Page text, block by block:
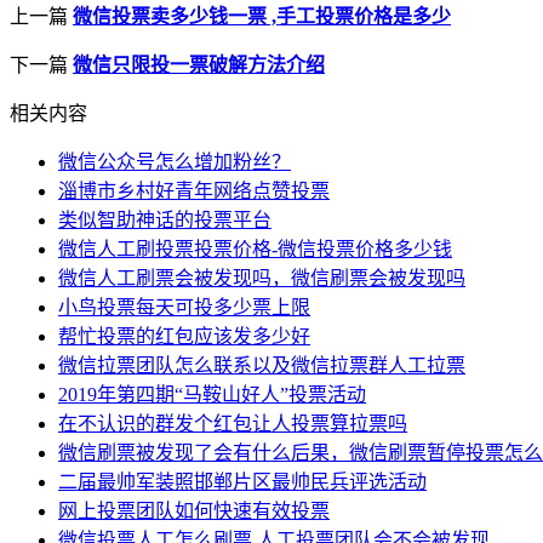
上一篇 微信投票卖多少钱一票 ,手工投票价格是多少
下一篇 微信只限投一票破解方法介绍
相关内容
微信公众号怎么增加粉丝？
淄博市乡村好青年网络点赞投票
类似智助神话的投票平台
微信人工刷投票投票价格-微信投票价格多少钱
微信人工刷票会被发现吗，微信刷票会被发现吗
小鸟投票每天可投多少票上限
帮忙投票的红包应该发多少好
微信拉票团队怎么联系以及微信拉票群人工拉票
2019年第四期“马鞍山好人”投票活动
在不认识的群发个红包让人投票算拉票吗
微信刷票被发现了会有什么后果，微信刷票暂停投票怎
二届最帅军装照邯郸片区最帅民兵评选活动
网上投票团队如何快速有效投票